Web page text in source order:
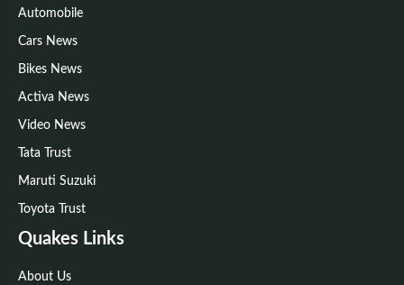
Automobile
Cars News
Bikes News
Activa News
Video News
Tata Trust
Maruti Suzuki
Toyota Trust
Quakes Links
About Us